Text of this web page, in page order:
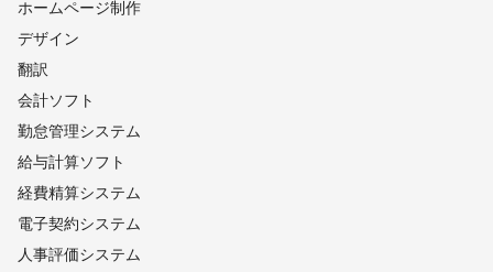
ホームページ制作
デザイン
翻訳
会計ソフト
勤怠管理システム
給与計算ソフト
経費精算システム
電子契約システム
人事評価システム